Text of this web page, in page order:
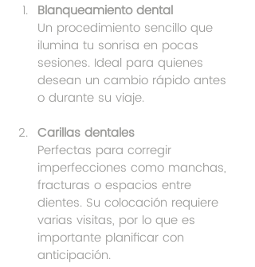
Blanqueamiento dental
Un procedimiento sencillo que
ilumina tu sonrisa en pocas
sesiones. Ideal para quienes
desean un cambio rápido antes
o durante su viaje.
Carillas dentales
Perfectas para corregir
imperfecciones como manchas,
fracturas o espacios entre
dientes. Su colocación requiere
varias visitas, por lo que es
importante planificar con
anticipación.